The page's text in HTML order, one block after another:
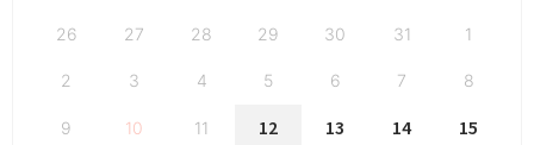
26 27 28 29 30 31 1
2 3 4 5 6 7 8
9 10 11 12 13 14
15